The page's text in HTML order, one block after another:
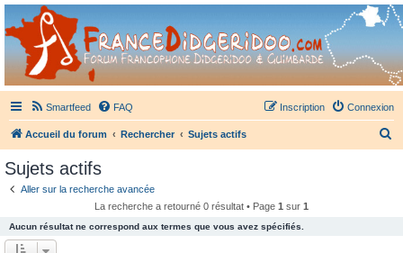
France Didgeridoo
Didgeridoo et Guimbarde sur France Didgeridoo - retrouvez la communauté.
Smartfeed FAQ Connexion
Inscription
Accueil du forum Rechercher Sujets actifs
Sujets actifs
Aller sur la recherche avancée
La recherche a retourné 0 résultat • Page 1 sur 1
Aucun résultat ne correspond aux termes que vous avez spécifiés.